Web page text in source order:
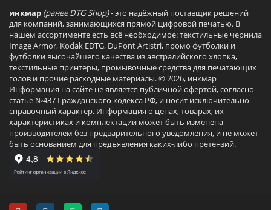
инкмар (ранее DTG Shop)- это надёжный поставщик решений
для компаний, занимающихся прямой цифровой печатью. В
нашем ассортименте есть всё необходимое: текстильные чернила
Image Armor, Kodak EDTG, DuPont Artistri, промо футболки и
футболки высочайшего качества из австралийского хлопка,
текстильные принтеры, промывочные средства для печатающих
голов и прочие расходные материалы. © 2026, инкмар
Информация на сайте не является публичной офертой, согласно
статье №437 Гражданского кодекса РФ, и носит исключительно
справочный характер. Информация о ценах, товарах, их
характеристиках и комплектации может быть изменена
производителем без предварительного уведомления, и не может
быть основанием для предъявления каких-либо претензий.